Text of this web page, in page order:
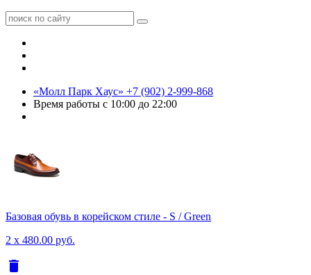
«Молл Парк Хаус» +7 (902) 2-999-868
Время работы с 10:00 до 22:00
Базовая обувь в корейском стиле - S / Green
2 x 480.00 руб.
delete